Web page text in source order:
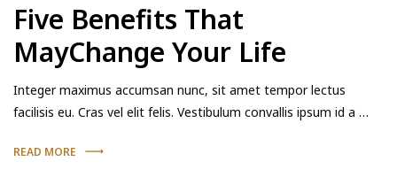
Five Benefits That
MayChange Your Life
Integer maximus accumsan nunc, sit amet tempor lectus
facilisis eu. Cras vel elit felis. Vestibulum convallis ipsum id a …
READ MORE